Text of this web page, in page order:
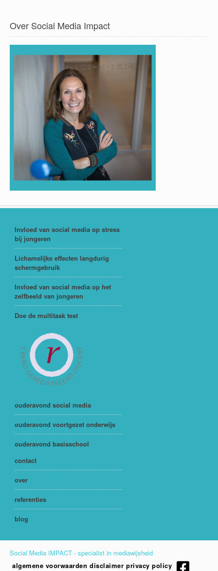
Over Social Media Impact
Invloed van social media op stress
bij jongeren
Lichamelijke effecten langdurig
schermgebruik
Invloed van social media op het
zelfbeeld van jongeren
Doe de multitask test
ouderavond social media
ouderavond voortgezet onderwijs
ouderavond basisschool
contact
over
referenties
blog
Social Media IMPACT - specialist in mediawijsheid
algemene voorwaarden disclaimer privacy policy